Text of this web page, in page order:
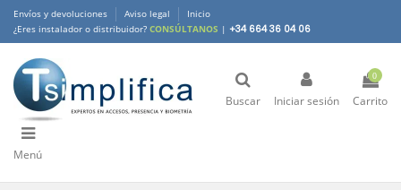
Envíos y devoluciones Aviso legal
Inicio
¿Eres instalador o distribuidor? CONSÚLTANOS | +34 664 36 04 06
Buscar Iniciar sesión
0
Carrito
Menú